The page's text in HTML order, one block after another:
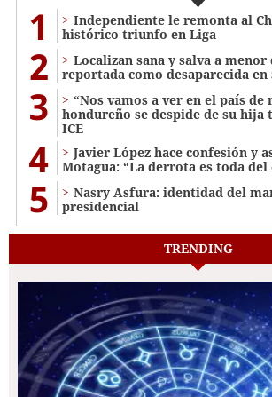
1
Independiente le remonta al
histórico triunfo en Liga
2
Localizan sana y salva a menor
reportada como desaparecida en
3
“Nos vamos a ver en el país de
hondureño se despide de su hija
ICE
4
Javier López hace confesión y
Motagua: “La derrota es toda
5
Nasry Asfura: identidad del
presidencial
TRENDING